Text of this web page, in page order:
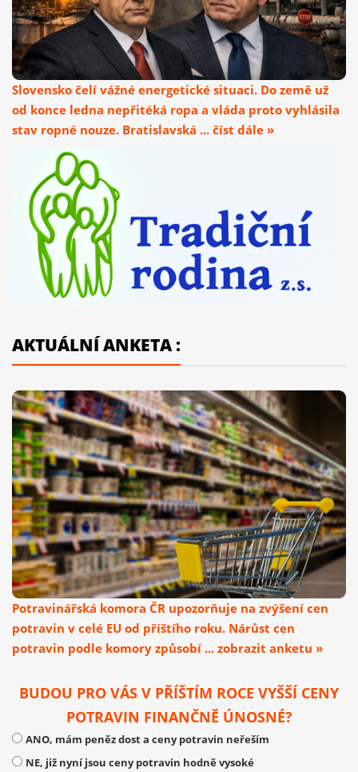
Slovensko čelí vážné energetické situaci. Do země už
od konce ledna nepřitéká ropa a vláda proto vyhlásila
stav ropné nouze. Bratislavská ... číst dále »
AKTUÁLNÍ ANKETA :
Potravinářská komora ČR upozorňuje na zvýšení cen
potravin v celé EU od příštího roku. Nárůst cen
potravin podle komory způsobí ... zobrazit anketu »
BUDOU PRO VÁS V PŘÍŠTÍM ROCE VYŠŠÍ CENY
POTRAVIN FINANČNĚ ÚNOSNÉ?
ANO, mám peněz dost a ceny potravin neřeším
NE, již nyní jsou ceny potravin hodně vysoké